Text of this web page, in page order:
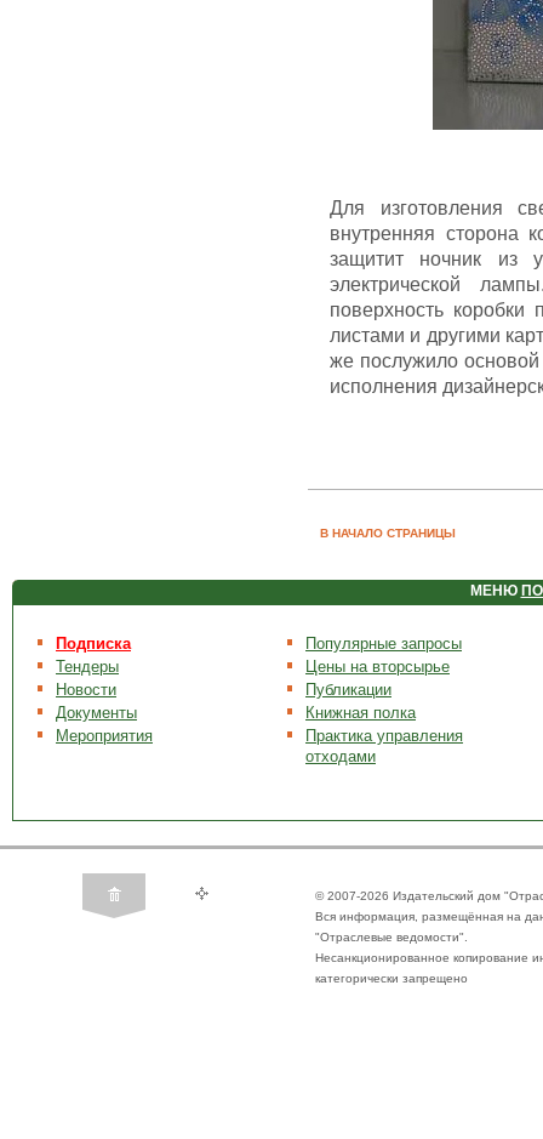
Для изготовления
внутренняя сторона
защитит ночник из
электрической
поверхность
листами и другими
же послужило
исполнения
В НАЧАЛО СТРАНИЦЫ
МЕНЮ
Подписка
Тендеры
Новости
Документы
Мероприятия
Популярные запросы
Цены на вторсырье
Публикации
Книжная полка
Практика управления
отходами
© 2007-2026 Издательский дом
Вся информация, размещённая на
"Отраслевые ведомости".
Несанкционированное копирование
категорически запрещено